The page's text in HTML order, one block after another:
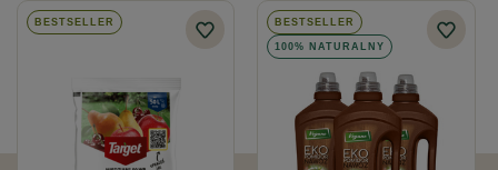
BESTSELLER BESTSELLER
100% NATURALNY